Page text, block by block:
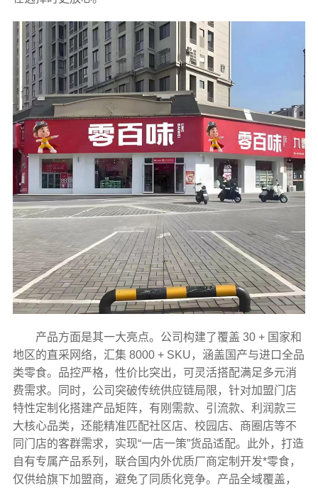
产品方面是其一大亮点。公司构建了覆盖 30 + 国家和
地区的直采网络，汇集 8000 + SKU，涵盖国产与进口全品
类零食。品控严格，性价比突出，可灵活搭配满足多元消
费需求。同时，公司突破传统供应链局限，针对加盟门店
特性定制化搭建产品矩阵，有刚需款、引流款、利润款三
大核心品类，还能精准匹配社区店、校园店、商圈店等不
同门店的客群需求，实现“一店一策”货品适配。此外，打造
自有专属产品系列，联合国内外优质厂商定制开发*零食，
仅供给旗下加盟商，避免了同质化竞争。产品全域覆盖，